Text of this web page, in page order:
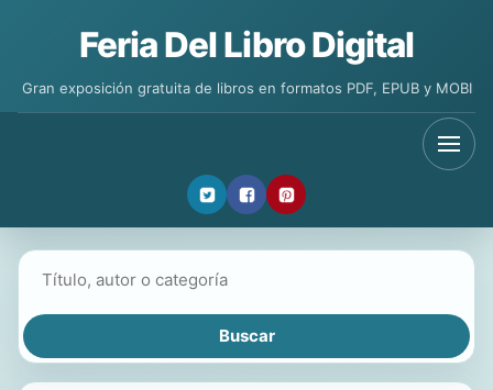
Feria Del Libro Digital
Gran exposición gratuita de libros en formatos PDF, EPUB y MOBI